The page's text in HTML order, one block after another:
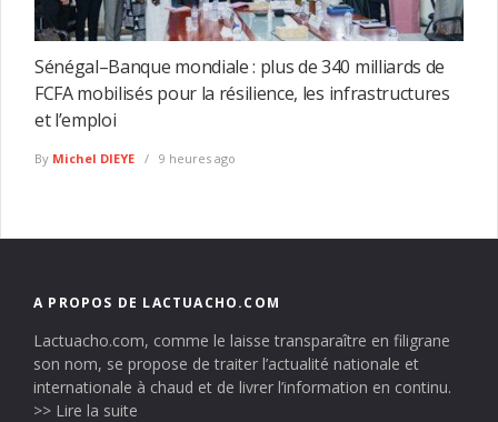
Sénégal–Banque mondiale : plus de 340 milliards de
FCFA mobilisés pour la résilience, les infrastructures
et l’emploi
By Michel DIEYE 9 heures ago
A PROPOS DE LACTUACHO.COM
Lactuacho.com, comme le laisse transparaître en filigrane
son nom, se propose de traiter l’actualité nationale et
internationale à chaud et de livrer l’information en continu.
>> Lire la suite